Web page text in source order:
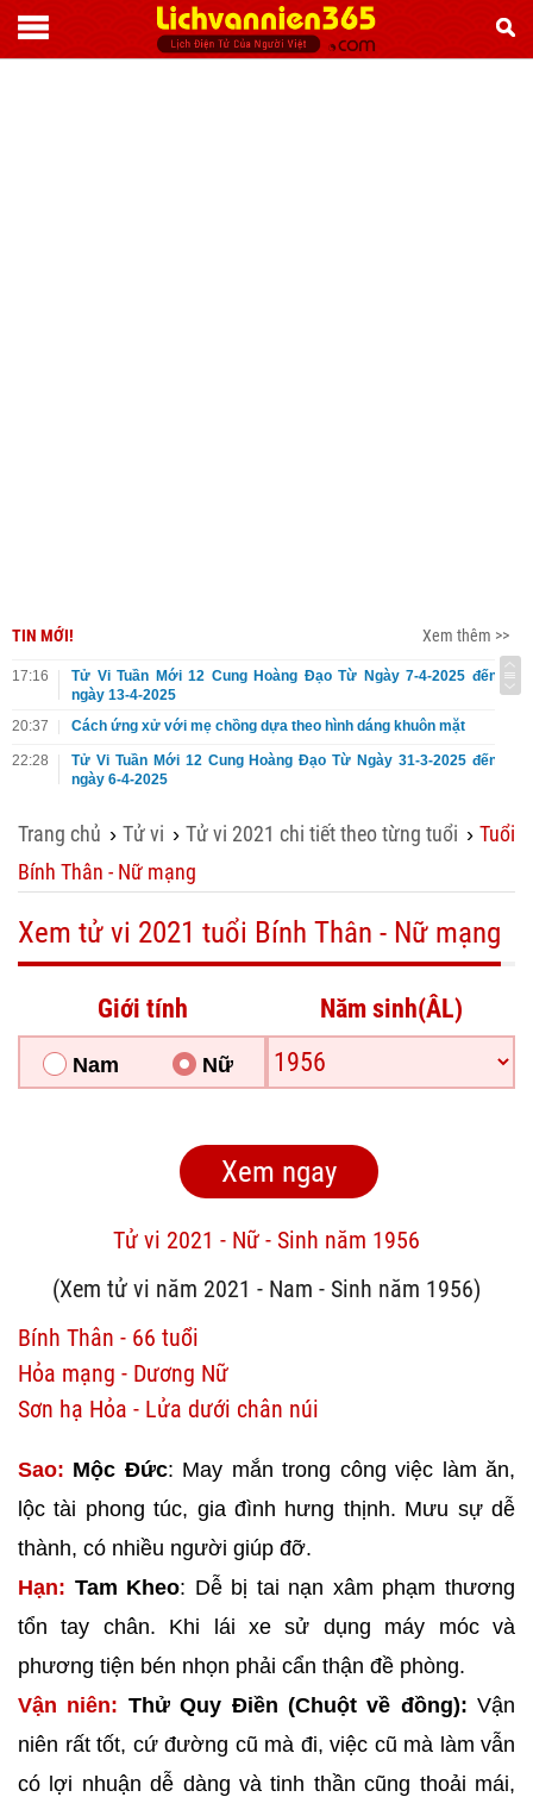
TIN MỚI! Xem thêm >>
17:16
Tử Vi Tuần Mới 12 Cung Hoàng Đạo Từ Ngày 7-4-2025 đến
ngày 13-4-2025
20:37
Cách ứng xử với mẹ chồng dựa theo hình dáng khuôn mặt
22:28
Tử Vi Tuần Mới 12 Cung Hoàng Đạo Từ Ngày 31-3-2025 đến
ngày 6-4-2025
Trang chủ › Tử vi › Tử vi 2021 chi tiết theo từng tuổi › Tuổi
Bính Thân - Nữ mạng
Xem tử vi 2021 tuổi Bính Thân - Nữ mạng
Giới tính
Nam Nữ
Năm sinh(ÂL)
Tử vi 2021 - Nữ - Sinh năm 1956
(Xem tử vi năm 2021 - Nam - Sinh năm 1956)
Bính Thân - 66 tuổi
Hỏa mạng - Dương Nữ
Sơn hạ Hỏa - Lửa dưới chân núi
Sao: Mộc Đức: May mắn trong công việc làm ăn,
lộc tài phong túc, gia đình hưng thịnh. Mưu sự dễ
thành, có nhiều người giúp đỡ.
Hạn: Tam Kheo: Dễ bị tai nạn xâm phạm thương
tổn tay chân. Khi lái xe sử dụng máy móc và
phương tiện bén nhọn phải cẩn thận đề phòng.
Vận niên: Thử Quy Điền (Chuột về đồng): Vận
niên rất tốt, cứ đường cũ mà đi, việc cũ mà làm vẫn
có lợi nhuận dễ dàng và tinh thần cũng thoải mái,